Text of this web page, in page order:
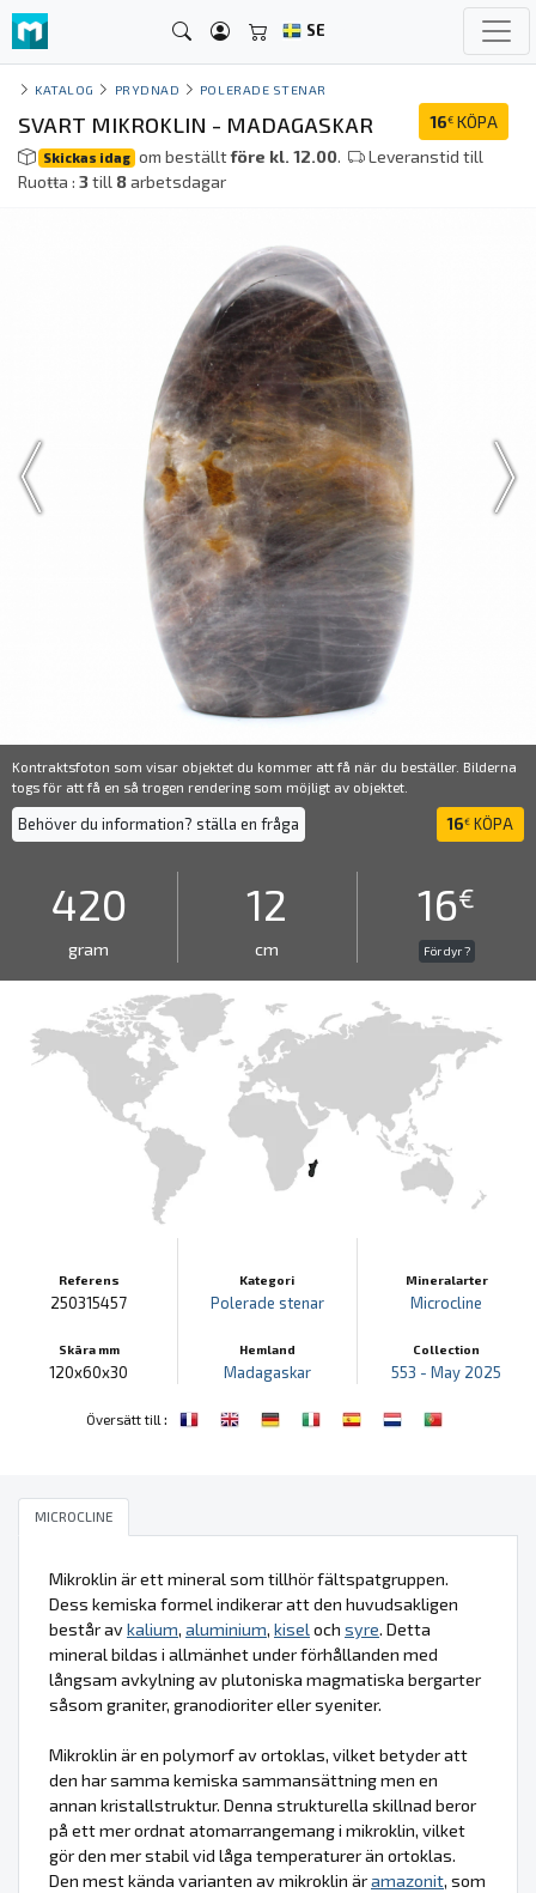
SE
KATALOG PRYDNAD POLERADE STENAR
16€ KÖPA
SVART MIKROKLIN - MADAGASKAR
Skickas idag om beställtföre kl. 12.00.
Leveranstid till
Ruoŧŧa : 3till 8arbetsdagar
Kontraktsfoton som visar objektet du kommer att få när du beställer. Bilderna
togs för att få en så trogen rendering som möjligt av objektet.
Behöver du information? ställa en fråga 16€ KÖPA
420
gram
12
cm
16€
För dyr ?
Referens
250315457
Skära mm
120x60x30
Kategori
Polerade stenar
Hemland
Madagaskar
Mineralarter
Microcline
Collection
553 - May 2025
Översätt till :
MICROCLINE
Mikroklin är ett mineral som tillhör fältspatgruppen.
Dess kemiska formel indikerar att den huvudsakligen
består avkalium, aluminium, kisel och syre. Detta
mineral bildas i allmänhet under förhållanden med
långsam avkylning av plutoniska magmatiska bergarter
såsom graniter, granodioriter eller syeniter.
Mikroklin är en polymorf av ortoklas, vilket betyder att
den har samma kemiska sammansättning men en
annan kristallstruktur. Denna strukturella skillnad beror
på ett mer ordnat atomarrangemang i mikroklin, vilket
gör den mer stabil vid låga temperaturer än ortoklas.
Den mest kända varianten av mikroklin äramazonit, som